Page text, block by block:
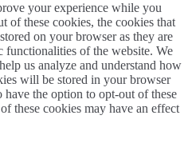
your experience while you
of these cookies, the cookies that
on your browser as they are
functionalities of the website. We
us analyze and understand how
will be stored in your browser
the option to opt-out of these
these cookies may have an effect